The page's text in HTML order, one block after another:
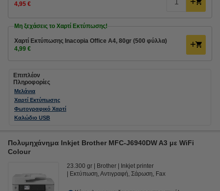
4,95 €
Μη ξεχάσεις το Χαρτί Εκτύπωσης!
Χαρτί Εκτύπωσης Inacopia Office Α4, 80gr (500 φύλλα)
4,99 €
Επιπλέον
Πληροφορίες
Μελάνια
Χαρτί Εκτύπωσης
Φωτογραφικό Χαρτί
Καλώδιο USB
Πολυμηχάνημα Inkjet Brother MFC-J6940DW A3 με WiFi
Colour
23.300 gr Brother
Inkjet printer
Εκτύπωση, Αντιγραφή, Σάρωση, Fax